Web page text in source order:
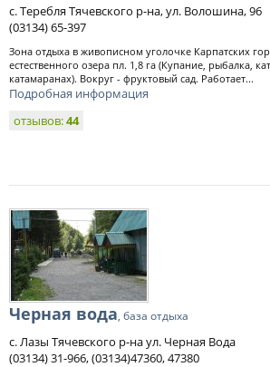
с. Теребля Тячевского р-на, ул. Волошина, 96
(03134) 65-397
Зона отдыха в живописном уголочке Карпатских
естественного озера пл. 1,8 га (Купание, рыбалка,
катамаранах). Вокруг - фруктовый сад. Работает...
Подробная информация
отзывов:44
Черная вода, база отдыха
с. Лазы Тячевского р-на ул. Черная Вода
(03134) 31-966, (03134)47360, 47380